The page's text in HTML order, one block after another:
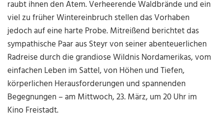
raubt ihnen den Atem. Verheerende Waldbrände und ein
viel zu früher Wintereinbruch stellen das Vorhaben
jedoch auf eine harte Probe. Mitreißend berichtet das
sympathische Paar aus Steyr von seiner abenteuerlichen
Radreise durch die grandiose Wildnis Nordamerikas, vom
einfachen Leben im Sattel, von Höhen und Tiefen,
körperlichen Herausforderungen und spannenden
Begegnungen – am Mittwoch, 23. März, um 20 Uhr im
Kino Freistadt.